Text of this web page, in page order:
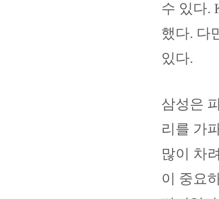
수 있다.
했다. 다
있다.
삼성은
리를 가
많이 차
이 중요